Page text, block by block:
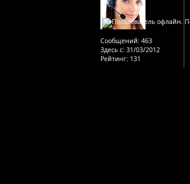
Сообщений: 463
Здесь с: 31/03/2012
Рейтинг: 131